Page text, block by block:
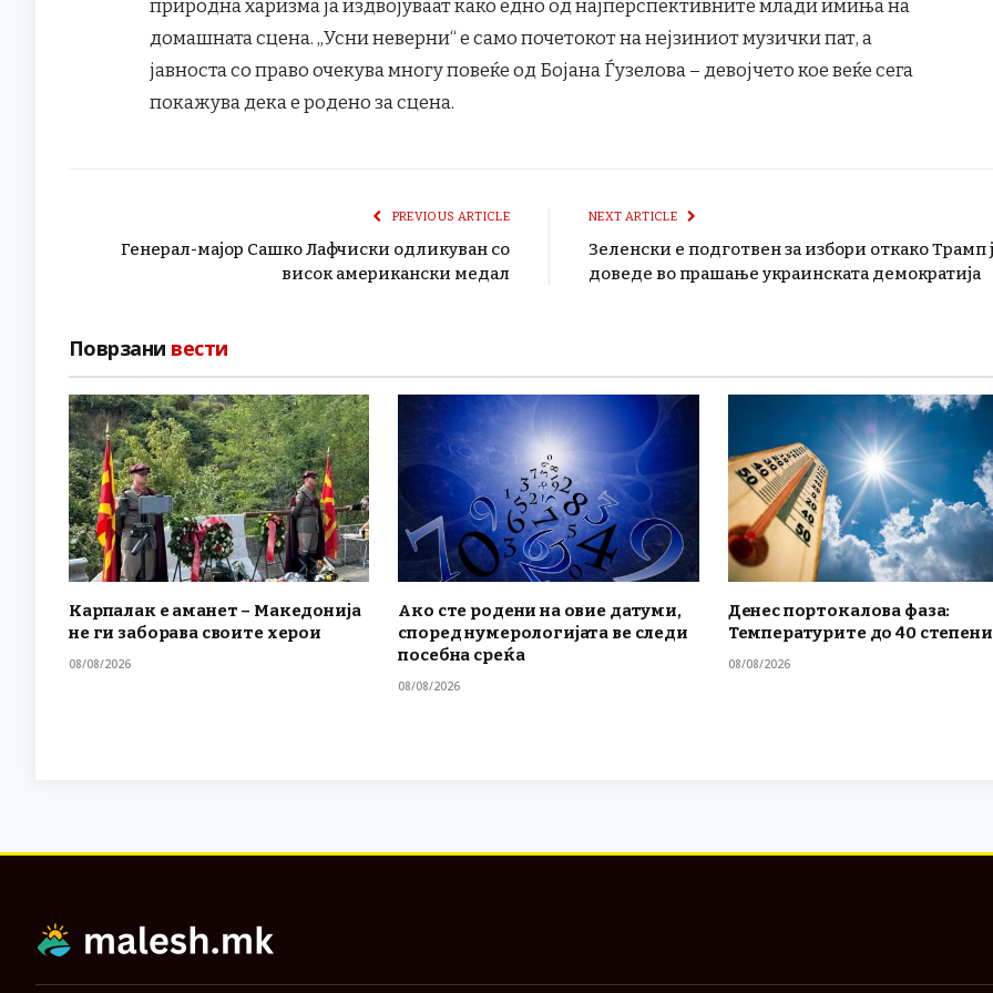
природна харизма ја издвојуваат како едно од најперспективните млади имиња на
домашната сцена. „Усни неверни“ е само почетокот на нејзиниот музички пат, а
јавноста со право очекува многу повеќе од Бојана Ѓузелова – девојчето кое веќе сега
покажува дека е родено за сцена.
PREVIOUS ARTICLE
Генерал-мајор Сашко Лафчиски одликуван со
висок американски медал
NEXT ARTICLE
Зеленски е подготвен за избори откако Трамп
доведе во прашање украинската демократија
Поврзани вести
Карпалак е аманет – Македонија
не ги заборава своите херои
08/08/2026
Ако сте родени на овие датуми,
според нумерологијата ве следи
посебна среќа
08/08/2026
Денес портокалова фаза:
Температурите до 40 степени
08/08/2026